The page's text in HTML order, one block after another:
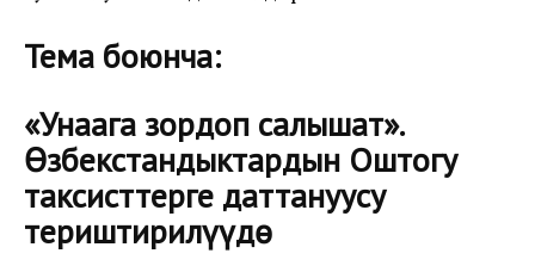
Тема боюнча:
«Унаага зордоп салышат».
Өзбекстандыктардын Оштогу
таксисттерге даттануусу
териштирилүүдө